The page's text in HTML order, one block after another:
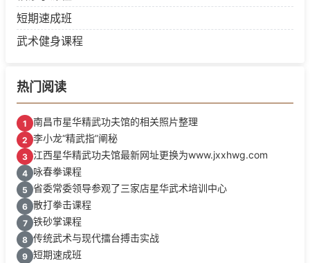
短期速成班
武术健身课程
热门阅读
1 南昌市星华精武功夫馆的相关照片整理
2 李小龙“精武指”阐秘
3 江西星华精武功夫馆最新网址更换为www.jxxhwg.com
4 咏春拳课程
5 省委常委领导参观了三家店星华武术培训中心
6 散打拳击课程
7 铁砂掌课程
8 传统武术与现代擂台搏击实战
9 短期速成班